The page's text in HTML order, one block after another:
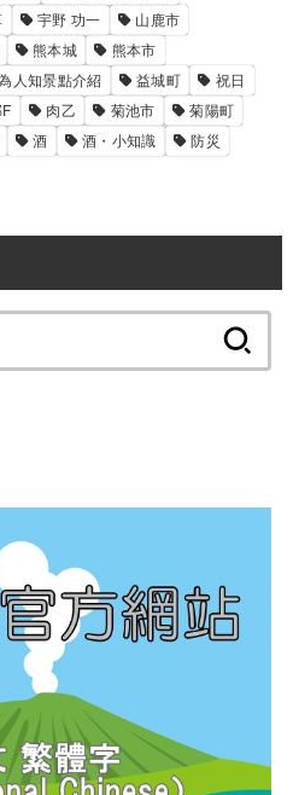
宇野 功一
山鹿市
熊本城
熊本市
人知景點介紹 益城町
祝日
肉乙 菊池市
菊陽町
酒 酒・小知識
防災
索: